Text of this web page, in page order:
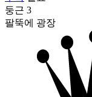
둥근 3
팔뚝에 광장